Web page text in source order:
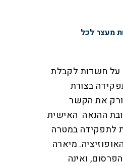
מעצר לכל
על חשדות לקבלת
בצורת
ורק את הקשר
ההנאה האישית
לתפקידה במטרה
מיארה
ואינה